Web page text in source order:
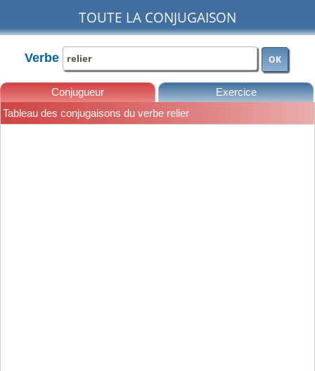
TOUTE LA CONJUGAISON
Verbe OK
Conjugueur Exercice
Tableau des conjugaisons du verbe relier